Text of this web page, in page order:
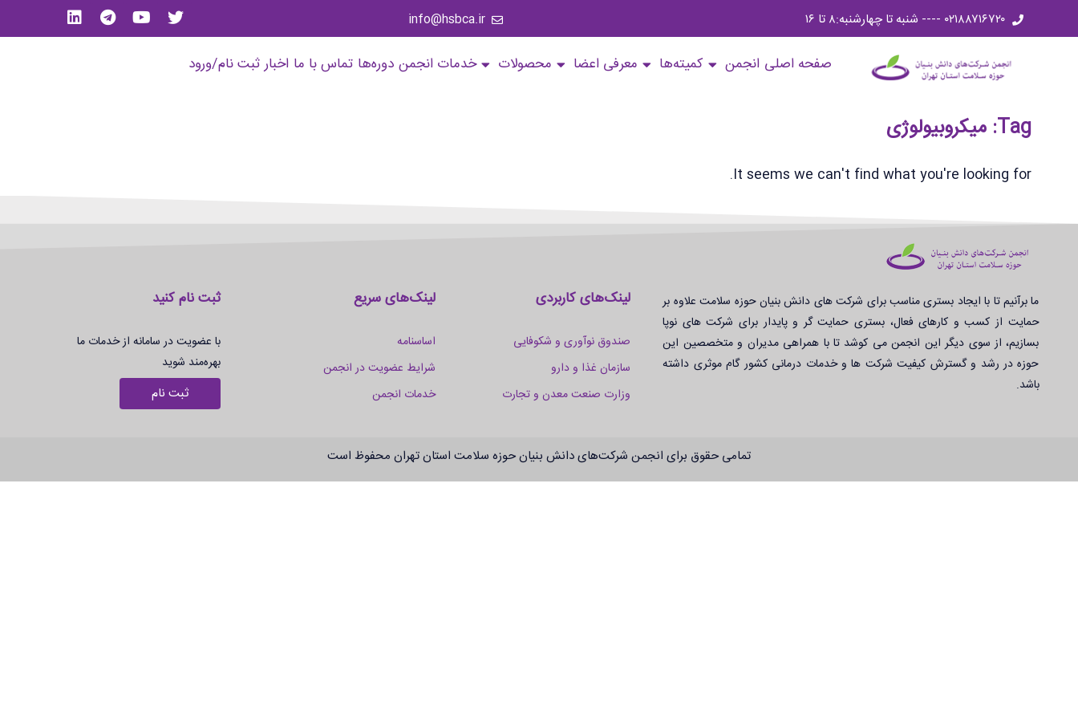
۰۲۱۸۸۷۱۶۷۲۰ ---- شنبه تا چهارشنبه:۸ تا ۱۶ info@hsbca.ir
صفحه اصلی انجمن کمیته‌ها معرفی اعضا محصولات خدمات انجمن دوره‌ها تماس با ما اخبار ثبت نام/ورود
Tag: میکروبیولوژی
It seems we can't find what you're looking for.
ما برآنیم تا با ایجاد بستری مناسب برای شرکت های دانش بنیان حوزه سلامت علاوه بر
حمایت از کسب و کارهای فعال، بستری حمایت گر و پایدار برای شرکت های نوپا
بسازیم، از سوی دیگر این انجمن می کوشد تا با همراهی مدیران و متخصصین این
حوزه در رشد و گسترش کیفیت شرکت ها و خدمات درمانی کشور گام موثری داشته
باشد.
لینک‌های کاربردی
صندوق نوآوری و شکوفایی
سازمان غذا و دارو
وزارت صنعت معدن و تجارت
لینک‌های سریع
اساسنامه
شرایط عضویت در انجمن
خدمات انجمن
ثبت نام کنید
با عضویت در سامانه از خدمات ما
بهره‌مند شوید
ثبت نام
تمامی حقوق برای انجمن شرکت‌های دانش بنیان حوزه سلامت استان تهران محفوظ است